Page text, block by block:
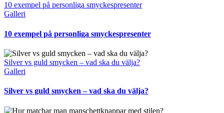
10 exempel på personliga smyckespresenter
Galleri
10 exempel på personliga smyckespresenter
Silver vs guld smycken – vad ska du välja?
Galleri
Silver vs guld smycken – vad ska du välja?